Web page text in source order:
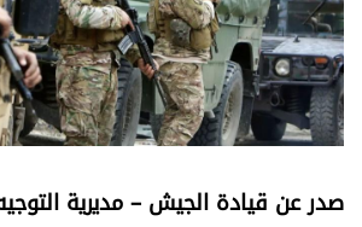
متفرقات
نداء القرّاء
صدر عن قيادة الجيش – مديرية